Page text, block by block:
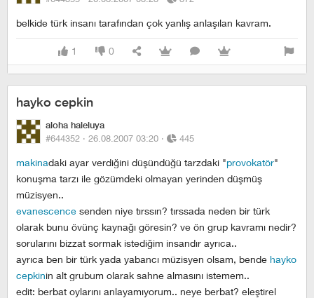
belkide türk insanı tarafından çok yanlış anlaşılan kavram.
1 0
hayko cepkin
aloha haleluya
#644352 · 26.08.2007 03:20 · 445
makinadaki ayar verdiğini düşündüğü tarzdaki "provokatör"
konuşma tarzı ile gözümdeki olmayan yerinden düşmüş
müzisyen..
evanescence senden niye tırssın? tırssada neden bir türk
olarak bunu övünç kaynağı göresin? ve ön grup kavramı nedir?
sorularını bizzat sormak istediğim insandır ayrıca..
ayrıca ben bir türk yada yabancı müzisyen olsam, bende hayko
cepkinin alt grubum olarak sahne almasını istemem..
edit: berbat oylarını anlayamıyorum.. neye berbat? eleştirel